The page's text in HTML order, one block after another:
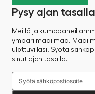
Pysy ajan tasalla
Meillä ja
ympäri maailmaa.
ulottuvillasi. Syötä
sinut ajan tasalla.